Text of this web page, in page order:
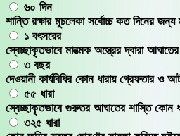
৬০ দিন
শান্তি রক্ষার মুচলেকা সর্বোচ্চ কত দিনের জন্য
১ বৎসরের
স্বেচ্ছাকৃতভাবে মারত্মক অস্ত্রের দ্বারা
৩ বছর
দেওয়ানী কার্যবিধির কোন ধারায় গ্রেফতার ও
৫৫ ধারা
স্বেচ্ছাকৃতভাবে গুরুতর আঘাতের শাস্তি কোন
৩২৫ ধারা